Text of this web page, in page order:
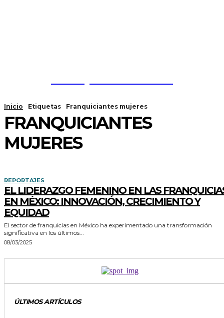
Inicio Etiquetas Franquiciantes mujeres
FRANQUICIANTES
MUJERES
REPORTAJES
EL LIDERAZGO FEMENINO EN LAS
EN MÉXICO: INNOVACIÓN, CRECIMIENTO Y
EQUIDAD
El sector de franquicias en México ha experimentado una transformación
significativa en los últimos...
08/03/2025
ÚLTIMOS ARTÍCULOS